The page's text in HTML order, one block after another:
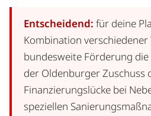
Entscheidend:für deine
Kombination
bundesweite Förderung
der Oldenburger Zuschuss
Finanzierungslücke bei
speziellen